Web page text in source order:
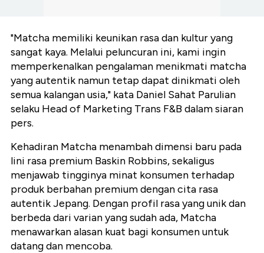
"Matcha memiliki keunikan rasa dan kultur yang
sangat kaya. Melalui peluncuran ini, kami ingin
memperkenalkan pengalaman menikmati matcha
yang autentik namun tetap dapat dinikmati oleh
semua kalangan usia," kata Daniel Sahat Parulian
selaku Head of Marketing Trans F&B dalam siaran
pers.
Kehadiran Matcha menambah dimensi baru pada
lini rasa premium Baskin Robbins, sekaligus
menjawab tingginya minat konsumen terhadap
produk berbahan premium dengan cita rasa
autentik Jepang. Dengan profil rasa yang unik dan
berbeda dari varian yang sudah ada, Matcha
menawarkan alasan kuat bagi konsumen untuk
datang dan mencoba.